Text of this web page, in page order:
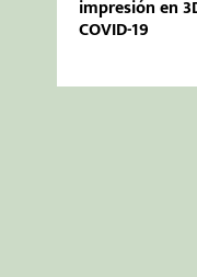
impresión en
COVID-19